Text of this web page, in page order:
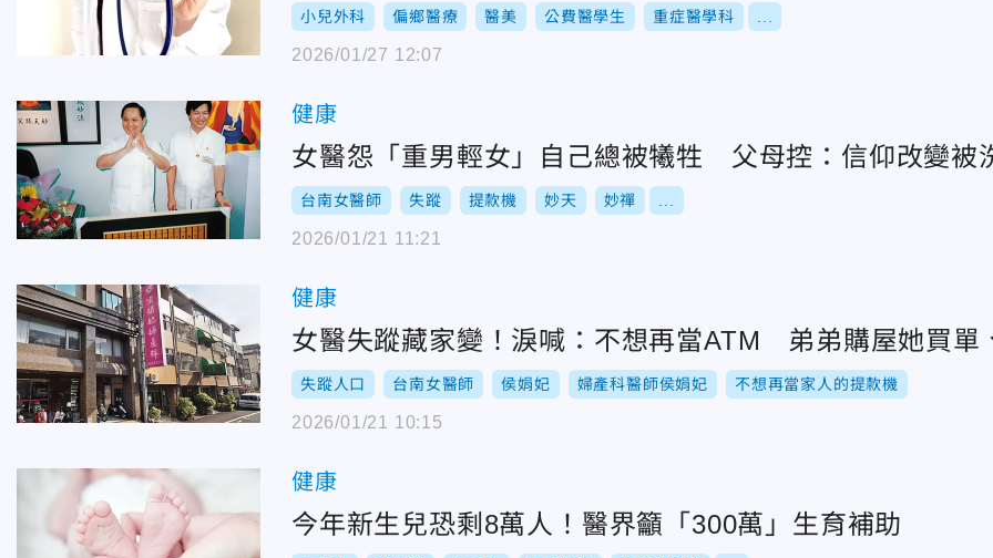
小兒外科 偏鄉醫療 醫美 公費醫學生 重症醫學科
2026/01/27 12:07
健康
女醫怨「重男輕女」自己總被犧牲 父母控：信仰改變被
台南女醫師 失蹤 提款機 妙天 妙禪
2026/01/21 11:21
健康
女醫失蹤藏家變！淚喊：不想再當ATM 弟弟購屋她買單
失蹤人口 台南女醫師 侯娟妃 婦產科醫師侯娟妃 不想再當家人的提款機
2026/01/21 10:15
健康
今年新生兒恐剩8萬人！醫界籲「300萬」生育補助